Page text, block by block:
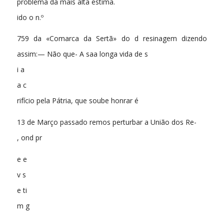
ido o n.º
759 da «Comarca da Sertã» do d resinagem dizendo
assim:— Não que- A saa longa vida de s
i a
a c
rifício pela Pátria, que soube honrar é
13 de Março passado remos perturbar a União dos Re-
, ond pr
e e
v s
e ti
m g